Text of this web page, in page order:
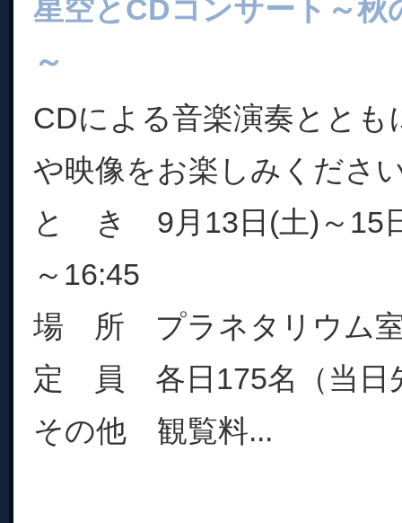
星空とCDコンサート～秋
～
CDによる音楽演奏ととも
や映像をお楽しみくださ
と き 9月13日(土)～15
～16:45
場 所 プラネタリウム
定 員 各日175名（当日
その他 観覧料...